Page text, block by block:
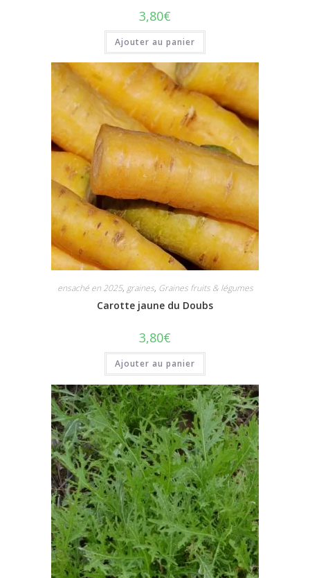
3,80€
Ajouter au panier
ensaché en 2025, graines, Graines fruits & légumes
Carotte jaune du Doubs
3,80€
Ajouter au panier